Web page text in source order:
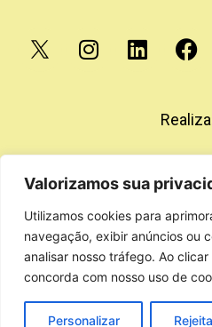
Valorizamos sua
Utilizamos cookies para
navegação, exibir anúncios ou
analisar nosso tráfego. Ao clicar
concorda com nosso uso de
Personalizar